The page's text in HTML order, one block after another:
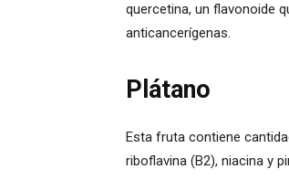
quercetina, un flavonoide
anticancerígenas.
Plátano
Esta fruta contiene
riboflavina (B2), niacina y